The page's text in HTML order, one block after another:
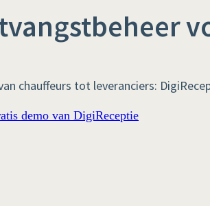
chauffeurs tot leveranciers: